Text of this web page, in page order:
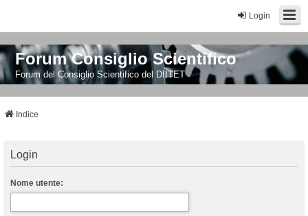
Login
Forum Consiglio Scientifico
Forum del Consiglio Scientifico del DIITET
Indice
Login
Nome utente: